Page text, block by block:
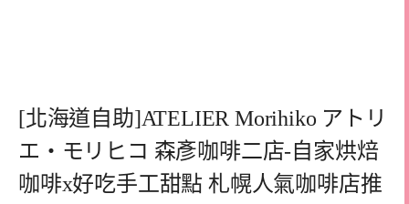
[北海道自助]ATELIER Morihiko アトリ
エ・モリヒコ 森彥咖啡二店-自家烘焙
咖啡x好吃手工甜點 札幌人氣咖啡店推